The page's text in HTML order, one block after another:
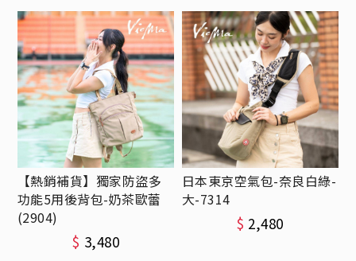
【熱銷補貨】獨家防盜多
功能5用後背包-奶茶歐蕾
(2904)
$ 3,480
日本東京空氣包-奈良白綠-
大-7314
$ 2,480